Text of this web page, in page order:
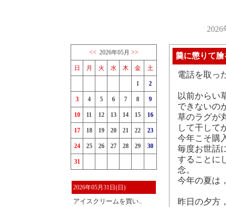
<< 2026年05月 >>
日 月 火 水 木 金 土
1 2
3 4 5 6 7 8 9
10 11 12 13 14 15 16
17 18 19 20 21 22 23
24 25 26 27 28 29 30
31
2026年05月31日(日)
アイスクリームを買い..
羹に懲りて膾
電話を取っ
以前からい
できないの
草のラグが
して干して
今年こそ購
毎度お世話
することに
念。
今年の夏は
昨日の夕方